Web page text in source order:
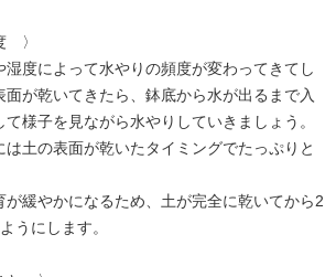
〉
湿度によって水やりの頻度が変わってきてし
面が乾いてきたら、鉢底から水が出るまで入
様子を見ながら水やりしていきましょう。
は土の表面が乾いたタイミングでたっぷりと
が緩やかになるため、土が完全に乾いてから2
うにします。